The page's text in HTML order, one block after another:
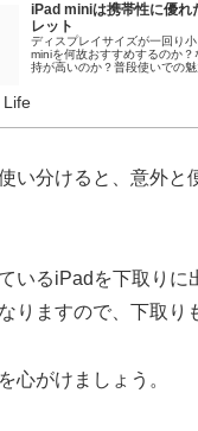
iPad miniは携帯性に優れ
レット
ディスプレイサイズが一回り
miniを何故おすすめするのか
持が高いのか？普段使いでの
Life
い分けると、意外と
いるiPadを下取りに
りますので、下取り
心がけましょう。